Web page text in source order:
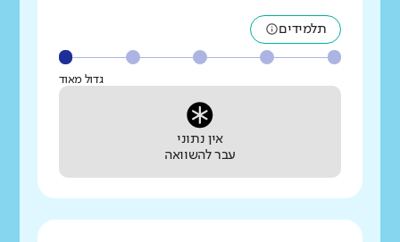
תלמידים
גדול מאוד
אין נתוני
עבר להשוואה